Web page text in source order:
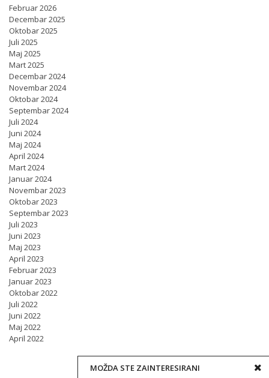
MOŽDA STE ZAINTERESIRANI
Februar 2026
Decembar 2025
Oktobar 2025
Juli 2025
Maj 2025
Mart 2025
Decembar 2024
Novembar 2024
Oktobar 2024
Septembar 2024
Juli 2024
Juni 2024
Maj 2024
April 2024
Mart 2024
Januar 2024
Novembar 2023
Oktobar 2023
Septembar 2023
Juli 2023
Juni 2023
Maj 2023
April 2023
Februar 2023
Januar 2023
Oktobar 2022
Juli 2022
Juni 2022
Maj 2022
April 2022